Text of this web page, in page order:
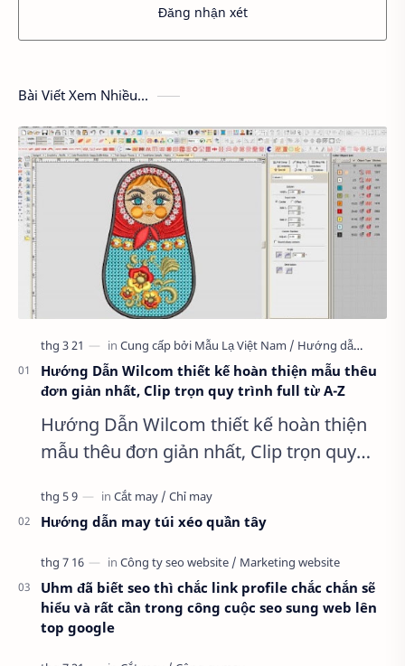
Đăng nhận xét
Bài Viết Xem Nhiều...
Hướng Dẫn Wilcom thiết kế hoàn thiện mẫu thêu
đơn giản nhất, Clip trọn quy trình full từ A-Z
Hướng Dẫn Wilcom thiết kế hoàn thiện
mẫu thêu đơn giản nhất, Clip trọn quy
thuật mới vào nghề, clip thực hành t…
Hướng dẫn may túi xéo quần tây
Uhm đã biết seo thì chắc link profile chắc chắn sẽ
hiểu và rất cần trong công cuộc seo sung web lên
top google